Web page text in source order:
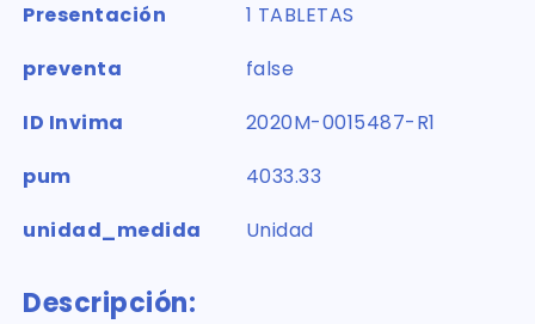
Presentación
1 TABLETAS
preventa
false
ID Invima
2020M-0015487-R1
pum
4033.33
unidad_medida
Unidad
Descripción: